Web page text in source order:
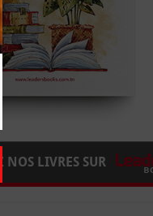
NOS LIVRES SUR